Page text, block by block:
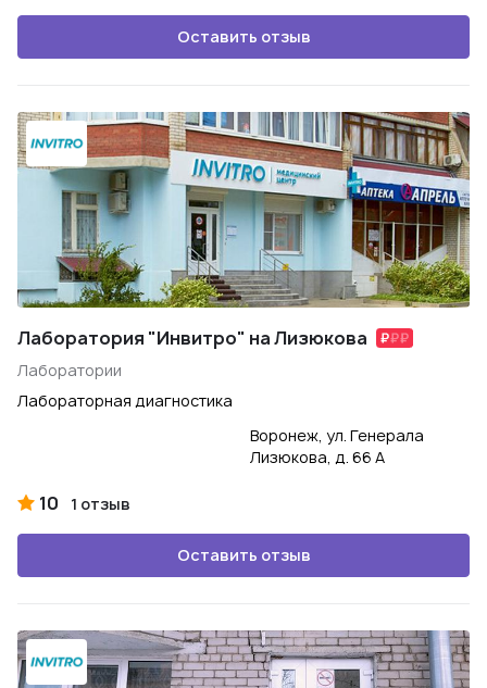
Оставить отзыв
Лаборатория "Инвитро" на Лизюкова
Лаборатории
Лабораторная диагностика
Воронеж, ул. Генерала
Лизюкова, д. 66 А
10 1 отзыв
Оставить отзыв